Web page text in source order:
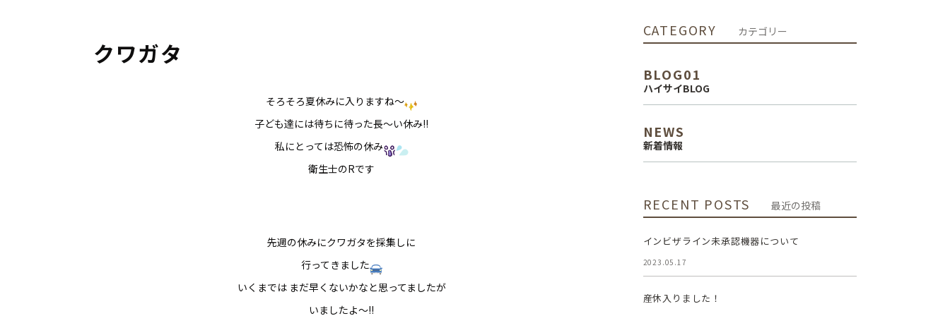
インプラント治
療
審美治療
クワガタ
そろそろ夏休みに入りますね～
子ども達には待ちに待った長～い休み!!
私にとっては恐怖の休み
衛生士のRです
先週の休みにクワガタを採集しに
行ってきました
いくまでは まだ早くないかなと思ってましたが
いましたよ～!!
CATEGORY カテゴリー
BLOG01
ハイサイBLOG
NEWS
新着情報
RECENT POSTS 最近の投稿
インビザライン未承認機器について
2023.05.17
産休入りました！